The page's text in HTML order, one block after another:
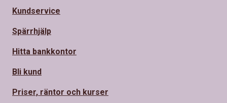
Kundservice
Spärrhjälp
Hitta bankkontor
Bli kund
Priser, räntor och kurser